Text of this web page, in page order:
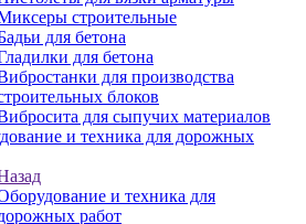
строительные
для бетона
для бетона
для производства
блоков
для сыпучих материалов
и техника для дорожных
и техника для
работ